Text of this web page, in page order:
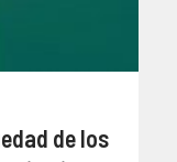
de los